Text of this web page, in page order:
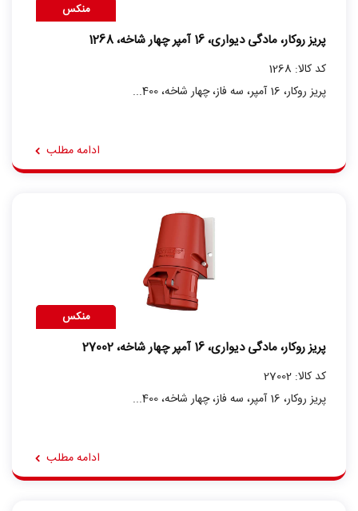
منکس
پریز روکار، مادگی دیواری، 16 آمپر چهار شاخه، 1268
کد کالا: 1268
پریز روکار، 16 آمپر، سه فاز، چهار شاخه، 400...
ادامه مطلب
منکس
پریز روکار، مادگی دیواری، 16 آمپر چهار شاخه، 27002
کد کالا: 27002
پریز روکار، 16 آمپر، سه فاز، چهار شاخه، 400...
ادامه مطلب